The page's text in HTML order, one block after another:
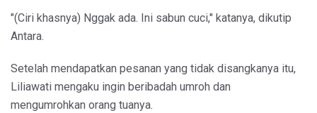
"(Ciri khasnya) Nggak ada. Ini sabun cuci," katanya, dikutip
Antara.
Setelah mendapatkan pesanan yang tidak disangkanya itu,
Liliawati mengaku ingin beribadah umroh dan
mengumrohkan orang tuanya.